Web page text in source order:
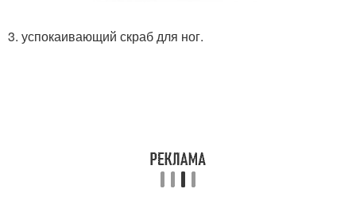
3. успокаивающий скраб для ног.